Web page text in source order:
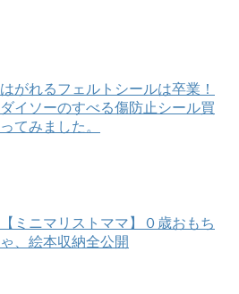
はがれるフェルトシールは卒業！
ダイソーのすべる傷防止シール買
ってみました。
【ミニマリストママ】０歳おもち
ゃ、絵本収納全公開